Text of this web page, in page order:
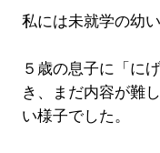
私には未就学の幼
５歳の息子に「に
き、まだ内容が難
い様子でした。